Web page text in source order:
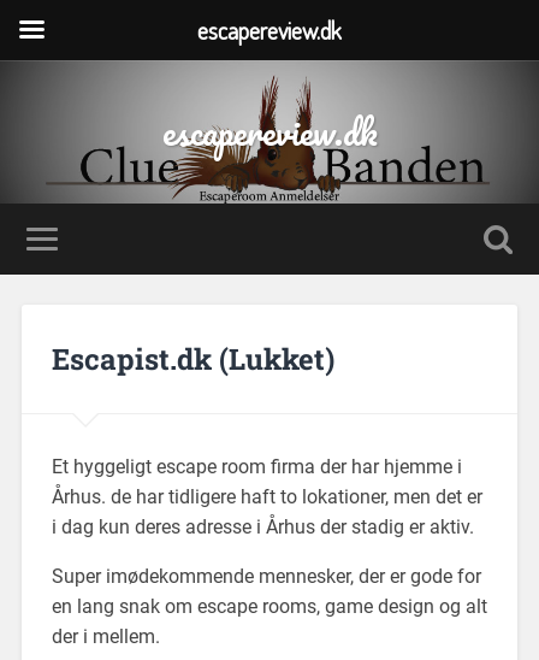
escapereview.dk
Escapist.dk (Lukket)
Et hyggeligt escape room firma der har hjemme i
Århus. de har tidligere haft to lokationer, men det er
i dag kun deres adresse i Århus der stadig er aktiv.
Super imødekommende mennesker, der er gode for
en lang snak om escape rooms, game design og alt
der i mellem.
escapereview.dk